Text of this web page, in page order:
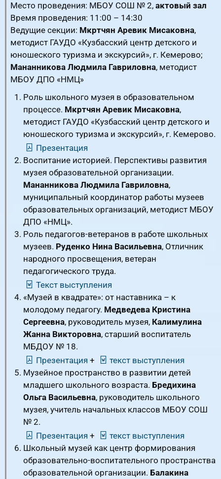
Место проведения: МБОУ СОШ № 2, актовый зал
Время проведения: 11:00 – 14:30
Ведущие секции: Мкртчян Аревик Мисаковна,
методист ГАУДО «Кузбасский центр детского и
юношеского туризма и экскурсий», г. Кемерово;
Мананникова Людмила Гавриловна, методист
МБОУ ДПО «НМЦ»
Роль школьного музея в образовательном
процессе. Мкртчян Аревик Мисаковна,
методист ГАУДО «Кузбасский центр детского и
юношеского туризма и экскурсий», г. Кемерово.
Презентация
Воспитание историей. Перспективы развития
музея образовательной организации.
Мананникова Людмила Гавриловна,
муниципальный координатор работы музеев
образовательных организаций, методист МБОУ
ДПО «НМЦ».
Роль педагогов-ветеранов в работе школьных
музеев. Руденко Нина Васильевна, Отличник
народного просвещения, ветеран
педагогического труда.
Текст выступления
«Музей в квадрате»: от наставника – к
молодому педагогу. Медведева Кристина
Сергеевна, руководитель музея, Калимулина
Жанна Викторовна, старший воспитатель
МБДОУ № 18.
Презентация +
текст выступления
Музейное пространство в развитии детей
младшего школьного возраста. Бредихина
Ольга Васильевна, руководитель школьного
музея, учитель начальных классов МБОУ СОШ
№ 2.
Презентация +
текст выступления
Школьный музей как центр формирования
образовательно-воспитательного пространства
образовательной организации. Балакина